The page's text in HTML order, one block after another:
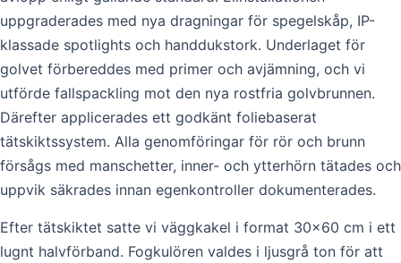
uppgraderades med nya dragningar för spegelskåp, IP-
klassade spotlights och handdukstork. Underlaget för
golvet förbereddes med primer och avjämning, och vi
utförde fallspackling mot den nya rostfria golvbrunnen.
Därefter applicerades ett godkänt foliebaserat
tätskiktssystem. Alla genomföringar för rör och brunn
försågs med manschetter, inner- och ytterhörn tätades och
uppvik säkrades innan egenkontroller dokumenterades.
Efter tätskiktet satte vi väggkakel i format 30×60 cm i ett
lugnt halvförband. Fogkulören valdes i ljusgrå ton för att